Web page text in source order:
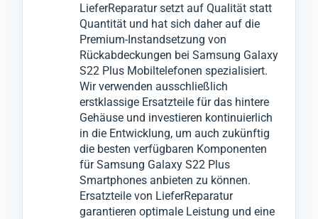
Wir wissen, wie unverzichtbar Ihr Mobilgerät
Samsung Galaxy S22 Plus für Sie ist, daher
garantieren wir eine schnelle und präzise
Serviceleistung, ohne bei der Qualität
Kompromisse einzugehen.
Sollten die Probleme nicht ausschließlich
auf das Samsung Galaxy S22 Plus
Backcover beschränkt sein, informieren wir
Sie umgehend und werden nach Ihrer
Zustimmung notwendige Reparaturen an
anderen Komponenten vornehmen.
gewährleisten.
Es handelt sich hierbei um eine Reparatur
des Samsung Galaxy S22 Plus
Rückgehäuses.
Dabei wird die beschädigte Rückabdeckung
Ihres Geräts Samsung Galaxy S22 Plus
entfernt und durch ein hochwertiges, neues
Backcover ersetzt, um die Optik und
Funktionalität Ihres Mobilgeräts
wiederherzustellen.
Plus nochmals gründlich überprüft.
Erst wenn alle Tests bestanden sind, wird Ihr
Mobiltelefon Samsung Galaxy S22 Plus für
den Versand freigegeben.
Dieser Prozess minimiert ärgerliche
Reklamationen, die sonst zu weiteren
Ausfallzeiten führen könnten.
LieferReparatur setzt auf Qualität statt
Quantität und hat sich daher auf die
Premium-Instandsetzung von
Rückabdeckungen bei Samsung Galaxy
S22 Plus Mobiltelefonen spezialisiert.
Wir verwenden ausschließlich
erstklassige Ersatzteile für das hintere
Gehäuse und investieren kontinuierlich
in die Entwicklung, um auch zukünftig
die besten verfügbaren Komponenten
für Samsung Galaxy S22 Plus
Smartphones anbieten zu können.
Ersatzteile von LieferReparatur
garantieren optimale Leistung und eine